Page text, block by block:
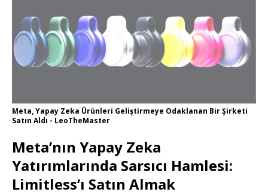
Meta, Yapay Zeka Ürünleri Geliştirmeye Odaklanan Bir Şirketi
Satın Aldı - LeoTheMaster
Meta’nın Yapay Zeka
Yatırımlarında Sarsıcı Hamlesi:
Limitless’ı Satın Almak